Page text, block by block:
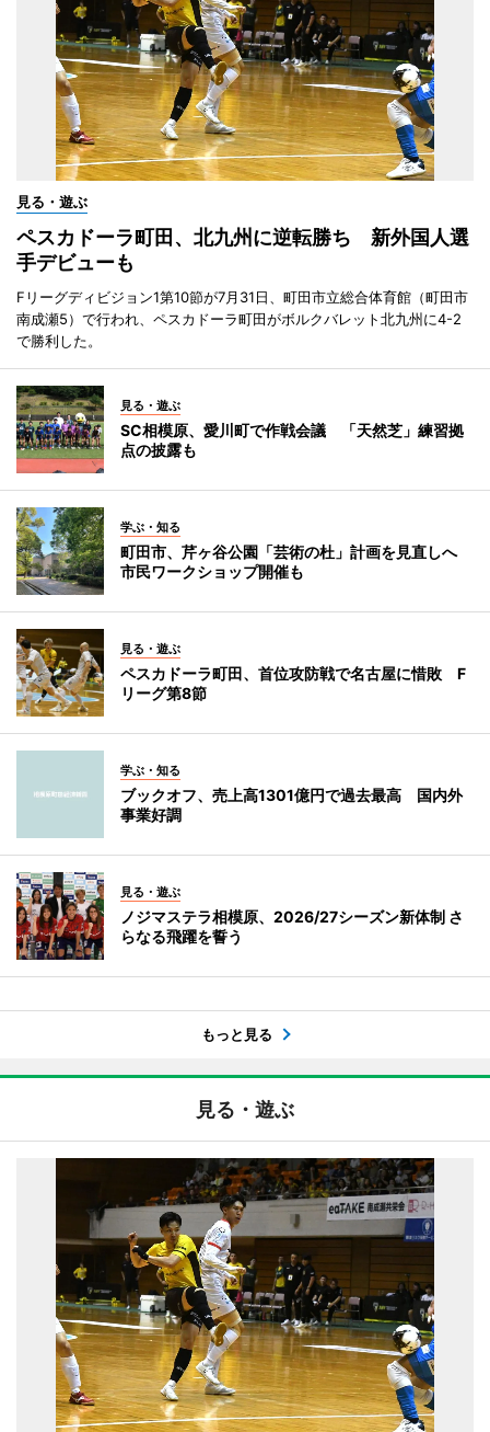
見る・遊ぶ
ペスカドーラ町田、北九州に逆転勝ち 新外国人選
手デビューも
Fリーグディビジョン1第10節が7月31日、町田市立総合体育館（町田市
南成瀬5）で行われ、ペスカドーラ町田がボルクバレット北九州に4-2
で勝利した。
見る・遊ぶ
SC相模原、愛川町で作戦会議 「天然芝」練習拠
点の披露も
学ぶ・知る
町田市、芹ヶ谷公園「芸術の杜」計画を見直しへ
市民ワークショップ開催も
見る・遊ぶ
ペスカドーラ町田、首位攻防戦で名古屋に惜敗 F
リーグ第8節
学ぶ・知る
ブックオフ、売上高1301億円で過去最高 国内外
事業好調
見る・遊ぶ
ノジマステラ相模原、2026/27シーズン新体制 さ
らなる飛躍を誓う
もっと見る
見る・遊ぶ